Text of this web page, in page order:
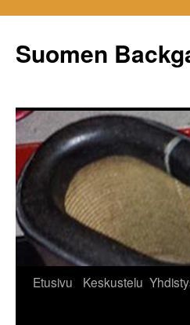
Suomen
Etusivu Keskustelu